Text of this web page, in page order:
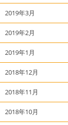
2019年3月
2019年2月
2019年1月
2018年12月
2018年11月
2018年10月